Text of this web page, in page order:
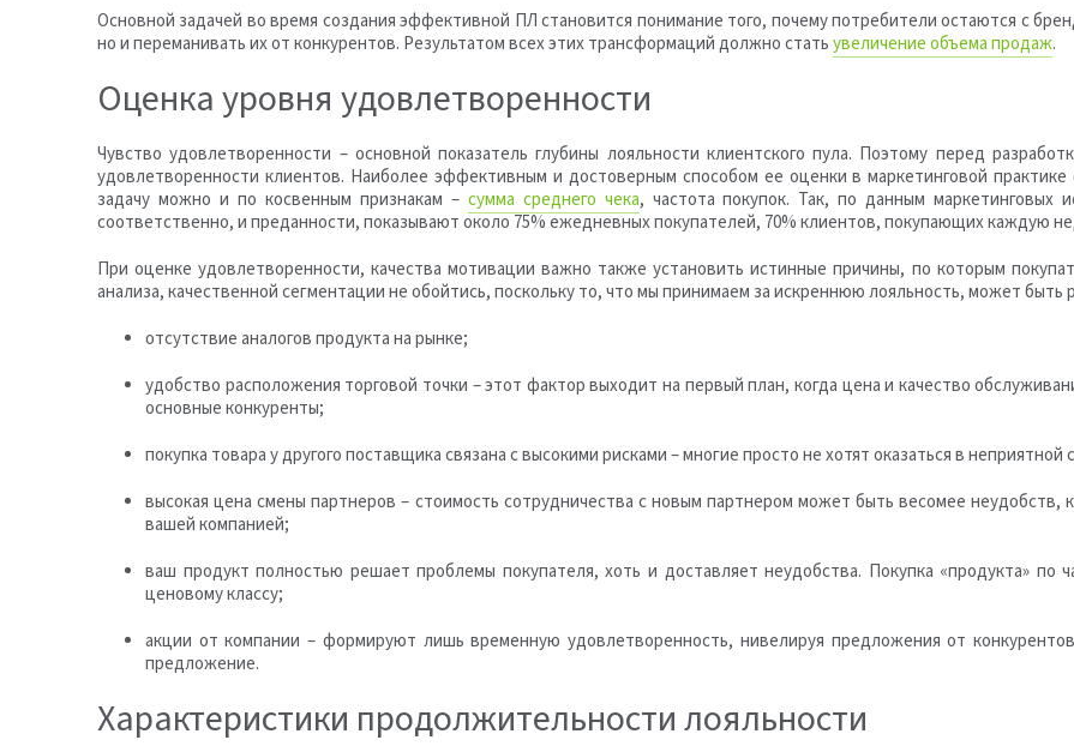
Основной задачей во время создания эффективной ПЛ становится понимание того, почему потребители остаются с
но и переманивать их от конкурентов. Результатом всех этих трансформаций должно статьувеличение объема продаж.
Оценка уровня удовлетворенности
Чувство удовлетворенности – основной показатель глубины лояльности клиентского пула. Поэтому перед
удовлетворенности клиентов. Наиболее эффективным и достоверным способом ее оценки в маркетинговой
задачу можно и по косвенным признакам – сумма среднего чека, частота покупок. Так, по данным маркетинговых
соответственно, и преданности, показывают около 75% ежедневных покупателей, 70% клиентов, покупающих каждую
При оценке удовлетворенности, качества мотивации важно также установить истинные причины, по которым
анализа, качественной сегментации не обойтись, поскольку то, что мы принимаем за искреннюю лояльность, может быть
отсутствие аналогов продукта на рынке;
удобство расположения торговой точки – этот фактор выходит на первый план, когда цена и качество
основные конкуренты;
покупка товара у другого поставщика связана с высокими рисками – многие просто не хотят оказаться в неприятной
высокая цена смены партнеров – стоимость сотрудничества с новым партнером может быть весомее
вашей компанией;
ваш продукт полностью решает проблемы покупателя, хоть и доставляет неудобства. Покупка «продукта»
ценовому классу;
акции от компании – формируют лишь временную удовлетворенность, нивелируя предложения от
предложение.
Характеристики продолжительности лояльности